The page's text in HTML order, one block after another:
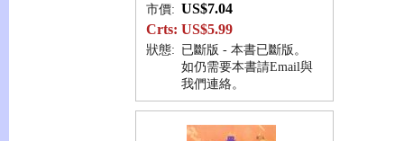
市價: US$7.04
Crts: US$5.99
狀態: 已斷版 - 本書已斷版。
如仍需要本書請Email與
我們連絡。